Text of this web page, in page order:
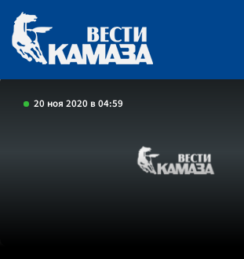
20 ноя 2020 в 04:59